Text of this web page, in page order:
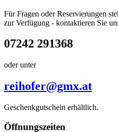
Für Fragen oder Reservierungen
zur Verfügung - kontaktieren Sie
07242 291368
oder unter
reihofer@gmx.at
Geschenkgutschein erhältlich.
Öffnungszeiten